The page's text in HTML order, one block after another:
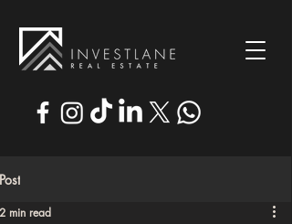
Post
2 min read